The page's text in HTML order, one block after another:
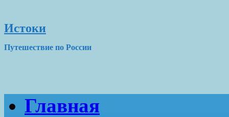
Истоки
Путешествие по России
Главная